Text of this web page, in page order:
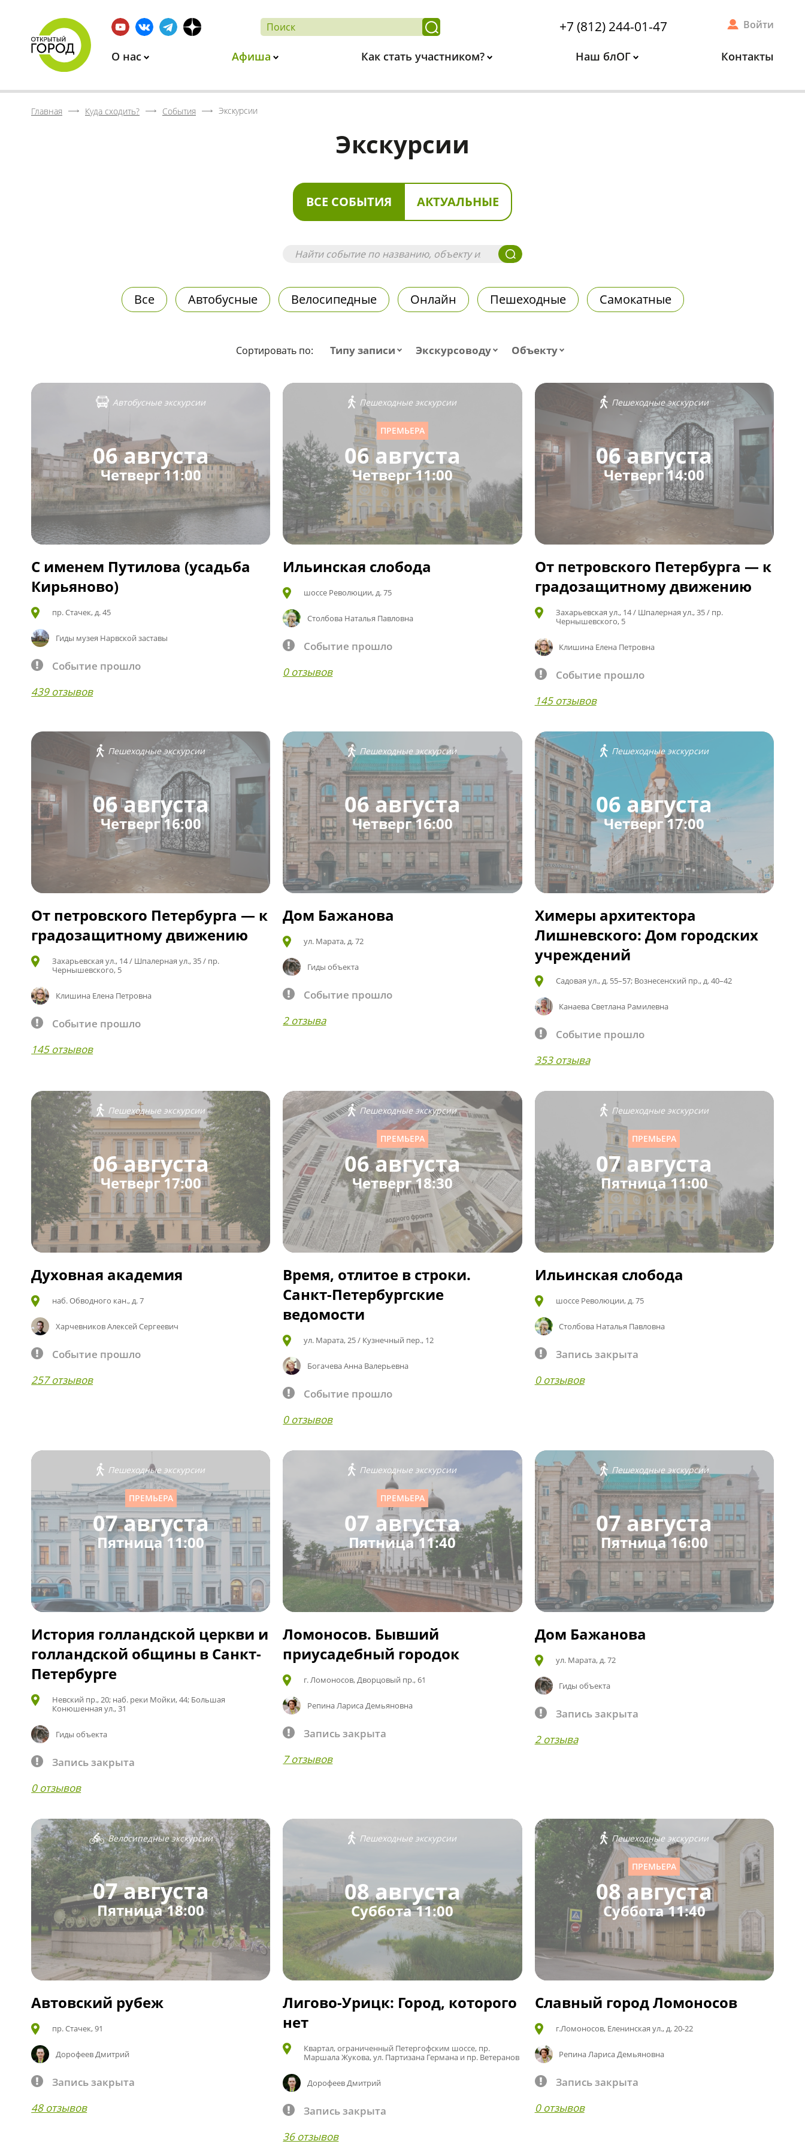
+7 (812) 244-01-47 Войти
О нас Афиша Как стать участником? Наш блОГ Контакты
Главная Куда сходить? События Экскурсии
Экскурсии
ВСЕ СОБЫТИЯ АКТУАЛЬНЫЕ
Все Автобусные Велосипедные Онлайн Пешеходные Самокатные
Сортировать по: Типу записи Экскурсоводу Объекту
Автобусные экскурсии
06 августа
Четверг 11:00
С именем Путилова (усадьба
Кирьяново)
пр. Стачек, д. 45
Гиды музея Нарвской заставы
Событие прошло
439 отзывов
Пешеходные экскурсии
ПРЕМЬЕРА
06 августа
Четверг 11:00
Ильинская слобода
шоссе Революции, д. 75
Столбова Наталья Павловна
Событие прошло
0 отзывов
Пешеходные экскурсии
06 августа
Четверг 14:00
От петровского Петербурга — к
градозащитному движению
Захарьевская ул., 14 / Шпалерная ул., 35 / пр.
Чернышевского, 5
Клишина Елена Петровна
Событие прошло
145 отзывов
Пешеходные экскурсии
06 августа
Четверг 16:00
От петровского Петербурга — к
градозащитному движению
Захарьевская ул., 14 / Шпалерная ул., 35 / пр.
Чернышевского, 5
Клишина Елена Петровна
Событие прошло
145 отзывов
Пешеходные экскурсии
06 августа
Четверг 16:00
Дом Бажанова
ул. Марата, д. 72
Гиды объекта
Событие прошло
2 отзыва
Пешеходные экскурсии
06 августа
Четверг 17:00
Химеры архитектора
Лишневского: Дом городских
учреждений
Садовая ул., д. 55–57; Вознесенский пр., д. 40–42
Канаева Светлана Рамилевна
Событие прошло
353 отзыва
Пешеходные экскурсии
06 августа
Четверг 17:00
Духовная академия
наб. Обводного кан., д. 7
Харчевников Алексей Сергеевич
Событие прошло
257 отзывов
Пешеходные экскурсии
ПРЕМЬЕРА
06 августа
Четверг 18:30
Время, отлитое в строки.
Санкт-Петербургские
ведомости
ул. Марата, 25 / Кузнечный пер., 12
Богачева Анна Валерьевна
Событие прошло
0 отзывов
Пешеходные экскурсии
ПРЕМЬЕРА
07 августа
Пятница 11:00
Ильинская слобода
шоссе Революции, д. 75
Столбова Наталья Павловна
Запись закрыта
0 отзывов
Пешеходные экскурсии
ПРЕМЬЕРА
07 августа
Пятница 11:00
История голландской церкви и
голландской общины в Санкт-
Петербурге
Невский пр., 20; наб. реки Мойки, 44; Большая
Конюшенная ул., 31
Гиды объекта
Запись закрыта
0 отзывов
Пешеходные экскурсии
ПРЕМЬЕРА
07 августа
Пятница 11:40
Ломоносов. Бывший
приусадебный городок
г. Ломоносов, Дворцовый пр., 61
Репина Лариса Демьяновна
Запись закрыта
7 отзывов
Пешеходные экскурсии
07 августа
Пятница 16:00
Дом Бажанова
ул. Марата, д. 72
Гиды объекта
Запись закрыта
2 отзыва
Велосипедные экскурсии
07 августа
Пятница 18:00
Автовский рубеж
пр. Стачек, 91
Дорофеев Дмитрий
Запись закрыта
48 отзывов
Пешеходные экскурсии
08 августа
Суббота 11:00
Лигово-Урицк: Город, которого
нет
Квартал, ограниченный Петергофским шоссе, пр.
Маршала Жукова, ул. Партизана Германа и пр. Ветеранов
Дорофеев Дмитрий
Запись закрыта
36 отзывов
Пешеходные экскурсии
ПРЕМЬЕРА
08 августа
Суббота 11:40
Славный город Ломоносов
г.Ломоносов, Еленинская ул., д. 20-22
Репина Лариса Демьяновна
Запись закрыта
0 отзывов